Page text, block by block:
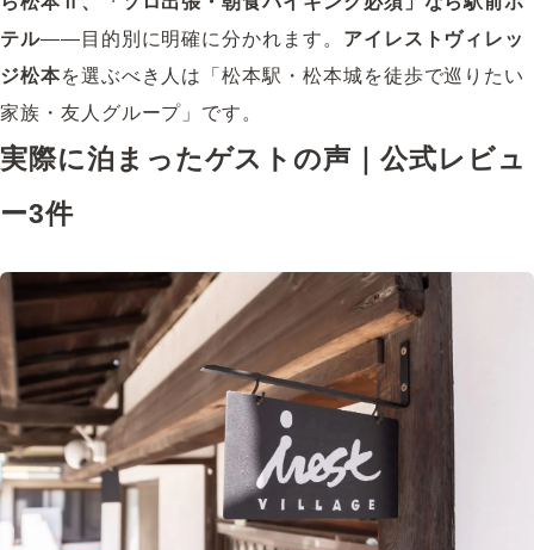
テル――目的別に明確に分かれます。 アイレストヴィレッ
ジ松本を選ぶべき人は「松本駅・松本城を徒歩で巡りたい
家族・友人グループ」です。
実際に泊まったゲストの声｜公式レビュ
ー3件